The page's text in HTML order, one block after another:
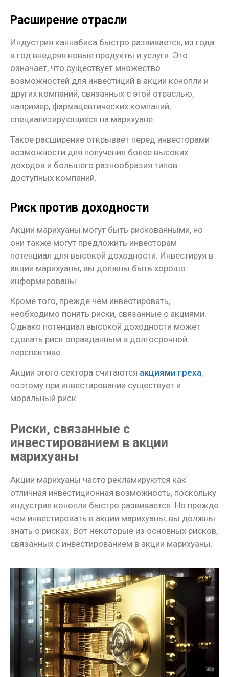
Расширение отрасли
Индустрия каннабиса быстро развивается, из года
в год внедряя новые продукты и услуги. Это
означает, что существует множество
возможностей для инвестиций в акции конопли и
других компаний, связанных с этой отраслью,
например, фармацевтических компаний,
специализирующихся на марихуане.
Такое расширение открывает перед инвесторами
возможности для получения более высоких
доходов и большего разнообразия типов
доступных компаний.
Риск против доходности
Акции марихуаны могут быть рискованными, но
они также могут предложить инвесторам
потенциал для высокой доходности. Инвестируя в
акции марихуаны, вы должны быть хорошо
информированы.
Кроме того, прежде чем инвестировать,
необходимо понять риски, связанные с акциями.
Однако потенциал высокой доходности может
сделать риск оправданным в долгосрочной
перспективе.
Акции этого сектора считаются акциями греха,
поэтому при инвестировании существует и
моральный риск.
Риски, связанные с
инвестированием в акции
марихуаны
Акции марихуаны часто рекламируются как
отличная инвестиционная возможность, поскольку
индустрия конопли быстро развивается. Но прежде
чем инвестировать в акции марихуаны, вы должны
знать о рисках. Вот некоторые из основных рисков,
связанных с инвестированием в акции марихуаны.